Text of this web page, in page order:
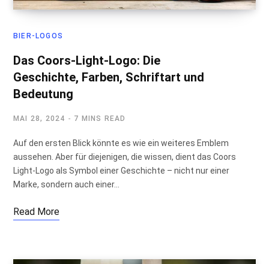
BIER-LOGOS
Das Coors-Light-Logo: Die
Geschichte, Farben, Schriftart und
Bedeutung
MAI 28, 2024 7 MINS READ
Auf den ersten Blick könnte es wie ein weiteres Emblem
aussehen. Aber für diejenigen, die wissen, dient das Coors
Light-Logo als Symbol einer Geschichte – nicht nur einer
Marke, sondern auch einer…
Read More